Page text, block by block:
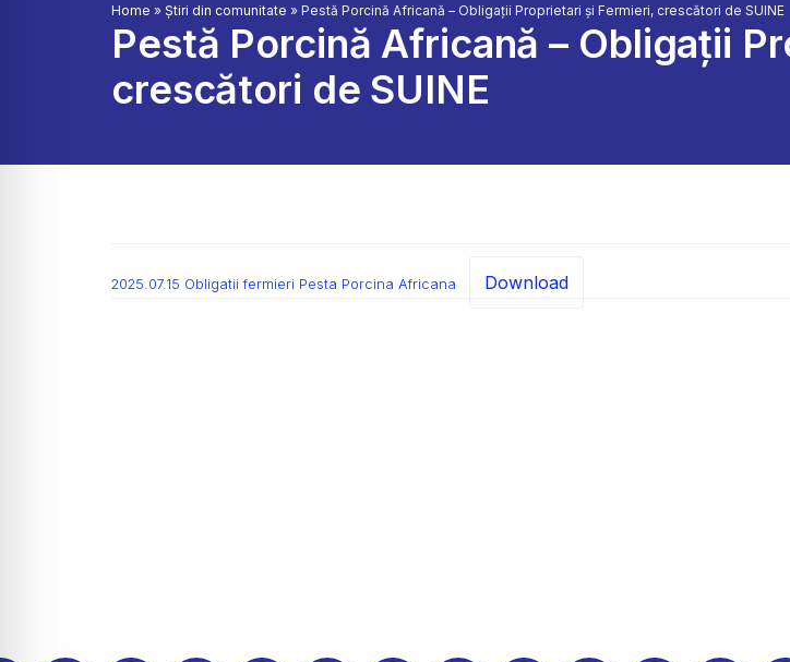
Home » Știri din comunitate » Pestă Porcină Africană – Obligații Proprietari și Fermieri, crescători de SUINE
Pestă Porcină Africană – Obligații
crescători de SUINE
2025.07.15 Obligatii fermieri Pesta Porcina Africana Download